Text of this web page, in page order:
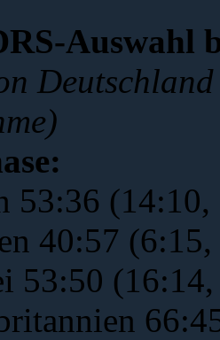
Auswahl
53:36
40:57
53:50